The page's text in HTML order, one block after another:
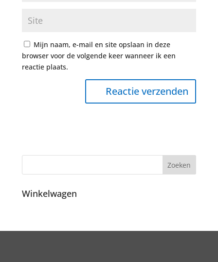
Mijn naam, e-mail en site opslaan in deze
browser voor de volgende keer wanneer ik een
reactie plaats.
Winkelwagen